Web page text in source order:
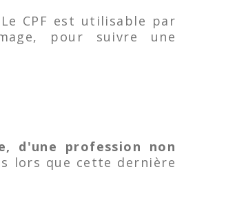
CPF est utilisable par
pour suivre une
d'une profession non
lors que cette dernière